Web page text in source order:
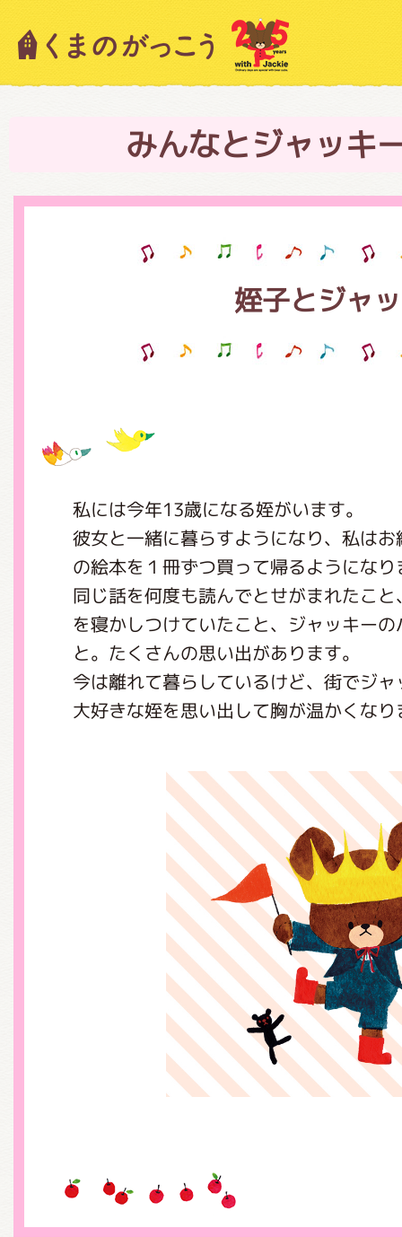
みんなとジャッキ
姪子とジャ
私には今年13歳になる姪がいます。
彼女と一緒に暮らすようになり、私は
の絵本を１冊ずつ買って帰るようになり
同じ話を何度も読んでとせがまれたこ
を寝かしつけていたこと、ジャッキー
と。たくさんの思い出があります。
今は離れて暮らしているけど、街でジ
大好きな姪を思い出して胸が温かくなり
キャラクター紹介
ニュース
ミュージカル・コンサート
おたのしみコンテンツ(クイズ・
チア ジャッキーズ！
くまのがっこう しょくいんしつ
くまのがっこう 家庭科部